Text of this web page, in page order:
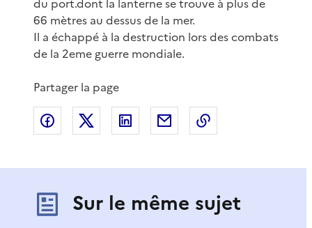
66 mètres au dessus de la mer.
Il a échappé à la destruction lors des combats
de la 2eme guerre mondiale.
Partager la page
Partager sur Facebook
Partager sur XPartager sur LinkedIn
Partager par email
Sur le même sujet